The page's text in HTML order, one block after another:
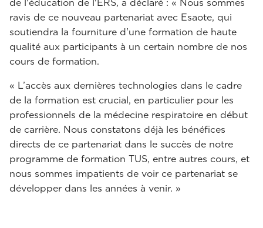
de l'éducation de l'ERS, a déclaré : « Nous sommes
ravis de ce nouveau partenariat avec Esaote, qui
soutiendra la fourniture d'une formation de haute
qualité aux participants à un certain nombre de nos
cours de formation.
« L’accès aux dernières technologies dans le cadre
de la formation est crucial, en particulier pour les
professionnels de la médecine respiratoire en début
de carrière. Nous constatons déjà les bénéfices
directs de ce partenariat dans le succès de notre
programme de formation TUS, entre autres cours, et
nous sommes impatients de voir ce partenariat se
développer dans les années à venir. »